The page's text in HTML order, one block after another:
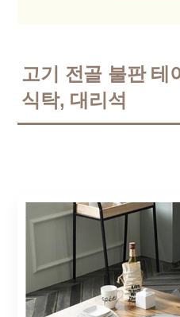
고기 전골 불판 테
식탁, 대리석